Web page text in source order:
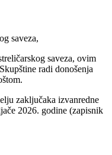
saveza,
saveza, ovim
radi donošenja
zaključaka izvanredne
2026. godine (zapisnik